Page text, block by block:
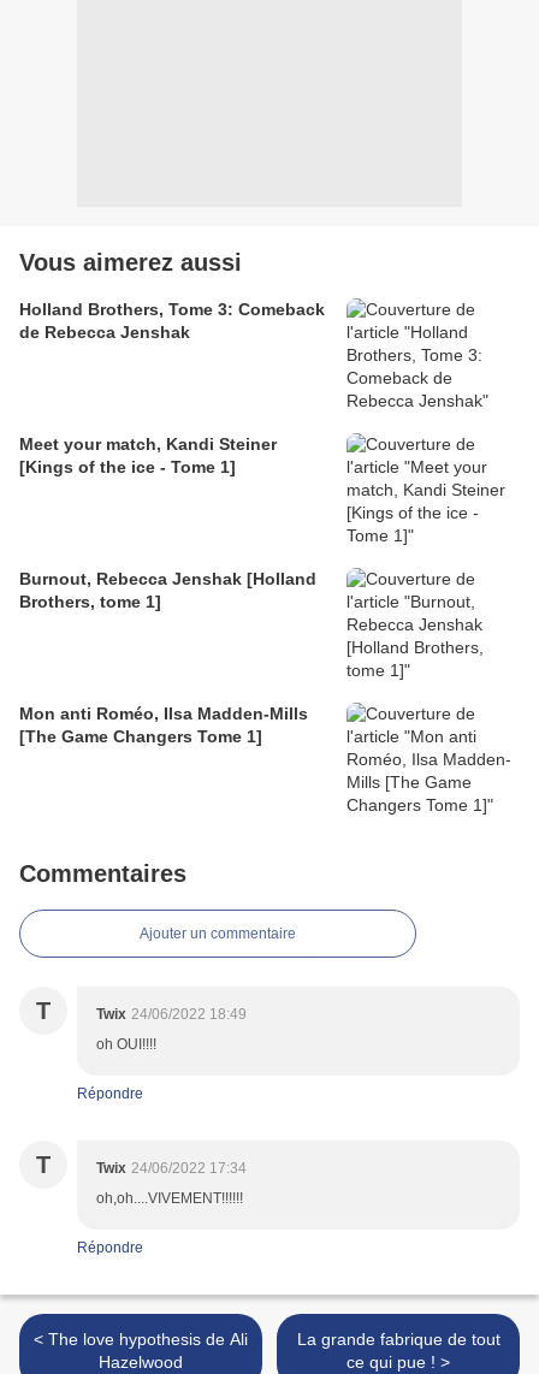
Vous aimerez aussi
Holland Brothers, Tome 3: Comeback
de Rebecca Jenshak
Meet your match, Kandi Steiner
[Kings of the ice - Tome 1]
Burnout, Rebecca Jenshak [Holland
Brothers, tome 1]
Mon anti Roméo, Ilsa Madden-Mills
[The Game Changers Tome 1]
Commentaires
Ajouter un commentaire
T Twix 24/06/2022 18:49
oh OUI!!!!
Répondre
T Twix 24/06/2022 17:34
oh,oh....VIVEMENT!!!!!!
Répondre
< The love hypothesis de Ali
Hazelwood
La grande fabrique de tout
ce qui pue ! >